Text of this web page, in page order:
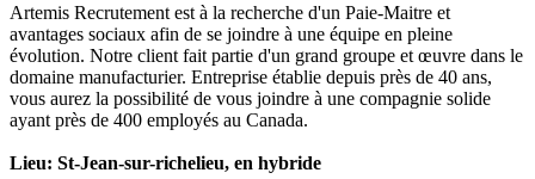
Artemis Recrutement est à la recherche d'un Paie-Maitre et
avantages sociaux afin de se joindre à une équipe en pleine
évolution. Notre client fait partie d'un grand groupe et œuvre dans le
domaine manufacturier. Entreprise établie depuis près de 40 ans,
vous aurez la possibilité de vous joindre à une compagnie solide
ayant près de 400 employés au Canada.
Lieu: St-Jean-sur-richelieu, en hybride